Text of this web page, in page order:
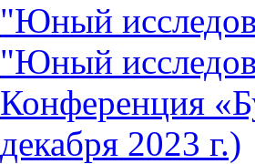
"Юный
"Юный
Конференция
декабря 2023 г.)